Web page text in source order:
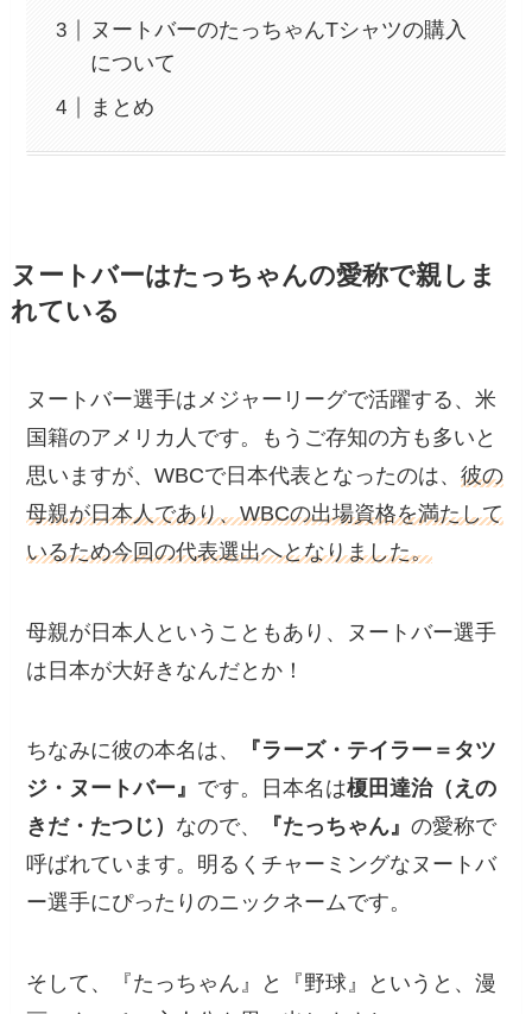
ヌートバーのたっちゃんTシャツの購入
について
まとめ
ヌートバーはたっちゃんの愛称で親しま
れている
ヌートバー選手はメジャーリーグで活躍する、米
国籍のアメリカ人です。もうご存知の方も多いと
思いますが、WBCで日本代表となったのは、彼の
母親が日本人であり、WBCの出場資格を満たして
いるため今回の代表選出へとなりました。
母親が日本人ということもあり、ヌートバー選手
は日本が大好きなんだとか！
ちなみに彼の本名は、
『ラーズ・テイラー＝タツ
ジ・ヌートバー』 です。日本名は榎田達治（えの
きだ・たつじ） なので、 『たっちゃん』の愛称で
呼ばれています。明るくチャーミングなヌートバ
ー選手にぴったりのニックネームです。
そして、『たっちゃん』と『野球』というと、漫